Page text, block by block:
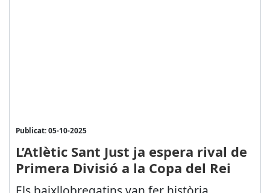
Publicat: 05-10-2025
L’Atlètic Sant Just ja espera rival de
Primera Divisió a la Copa del Rei